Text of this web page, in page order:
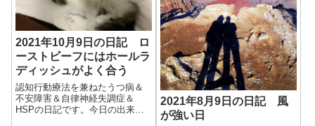
2021年10月9日の日記 ロ
ーストビーフにはホールラ
ディッシュがよく合う
認知行動療法を兼ねたうつ病＆
不安障害＆自律神経失調症＆
HSPの日記です。今日の出来事
2021年8月9日の日記 風
が強い日